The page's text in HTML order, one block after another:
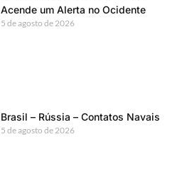
Acende um Alerta no Ocidente
5 de agosto de 2026
Brasil – Rússia – Contatos Navais
5 de agosto de 2026